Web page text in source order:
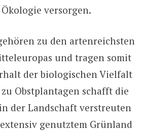
versorgen.
zu den artenreichsten
und tragen somit
der biologischen Vielfalt
Obstplantagen schafft die
der Landschaft verstreuten
genutztem Grünland